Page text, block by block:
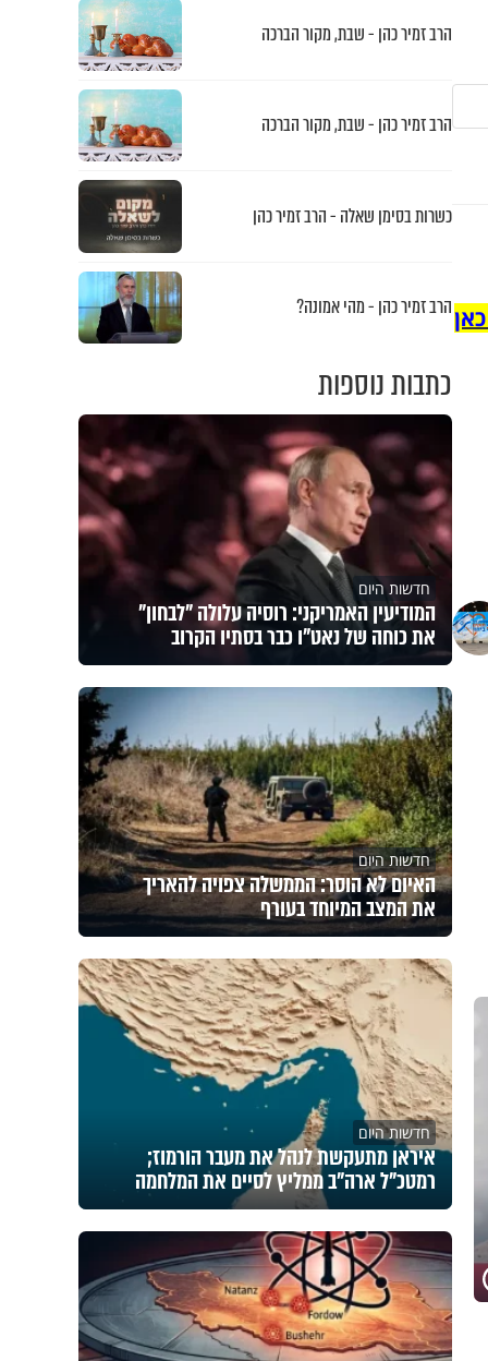
הרב זמיר כהן - שבת, מקור הברכה
הרב זמיר כהן - שבת, מקור הברכה
כשרות בסימן שאלה - הרב זמיר כהן
הרב זמיר כהן - מהי אמונה?
כתבות נוספות
חדשות היום
המודיעין האמריקני: רוסיה עלולה "לבחון"
את כוחה של נאט"ו כבר בסתיו הקרוב
חדשות היום
האיום לא הוסר: הממשלה צפויה להאריך
את המצב המיוחד בעורף
חדשות היום
איראן מתעקשת לנהל את מעבר הורמוז;
רמטכ"ל ארה"ב ממליץ לסיים את המלחמה